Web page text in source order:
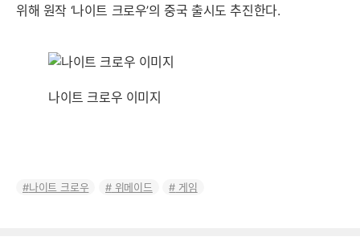
위해 원작 ‘나이트 크로우’의 중국 출시도 추진한다.
나이트 크로우 이미지
나이트 크로우 위메이드 게임